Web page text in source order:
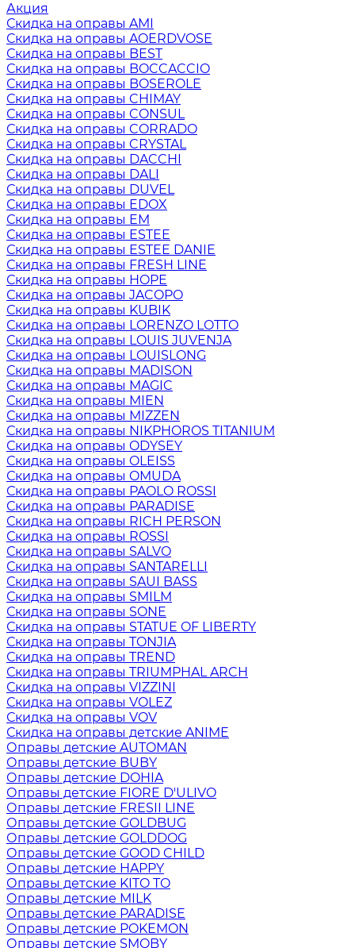
Акция
Скидка на оправы AMI
Скидка на оправы AOERDVOSE
Скидка на оправы BEST
Скидка на оправы BOCCACCIO
Скидка на оправы BOSEROLE
Скидка на оправы CHIMAY
Скидка на оправы CONSUL
Скидка на оправы CORRADO
Скидка на оправы CRYSTAL
Скидка на оправы DACCHI
Скидка на оправы DALI
Скидка на оправы DUVEL
Скидка на оправы EDOX
Скидка на оправы EM
Скидка на оправы ESTEE
Скидка на оправы ESTEE DANIE
Скидка на оправы FRESH LINE
Скидка на оправы HOPE
Скидка на оправы JACOPO
Скидка на оправы KUBIK
Скидка на оправы LORENZO LOTTO
Скидка на оправы LOUIS JUVENJA
Скидка на оправы LOUISLONG
Скидка на оправы MADISON
Скидка на оправы MAGIC
Скидка на оправы MIEN
Скидка на оправы MIZZEN
Скидка на оправы NIKPHOROS TITANIUM
Скидка на оправы ODYSEY
Скидка на оправы OLEISS
Скидка на оправы OMUDA
Скидка на оправы PAOLO ROSSI
Скидка на оправы PARADISE
Скидка на оправы RICH PERSON
Скидка на оправы ROSSI
Скидка на оправы SALVO
Скидка на оправы SANTARELLI
Скидка на оправы SAUI BASS
Скидка на оправы SMILM
Скидка на оправы SONE
Скидка на оправы STATUE OF LIBERTY
Скидка на оправы TONJIA
Скидка на оправы TREND
Скидка на оправы TRIUMPHAL ARCH
Скидка на оправы VIZZINI
Скидка на оправы VOLEZ
Скидка на оправы VOV
Скидка на оправы детские ANIME
Оправы детские AUTOMAN
Оправы детские BUBY
Оправы детские DOHIA
Оправы детские FIORE D'ULIVO
Оправы детские FRESII LINE
Оправы детские GOLDBUG
Оправы детские GOLDDOG
Оправы детские GOOD CHILD
Оправы детские HAPPY
Оправы детские KITO TO
Оправы детские MILK
Оправы детские PARADISE
Оправы детские POKEMON
Оправы детские SMOBY